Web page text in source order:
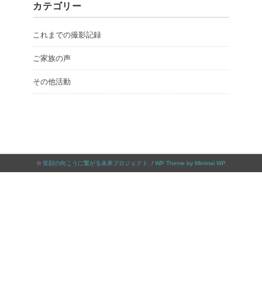
カテゴリー
これまでの撮影記録
ご家族の声
その他活動
© 笑顔の向こうに繋がる未来プロジェクト . / WP Theme by Minimal WP